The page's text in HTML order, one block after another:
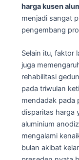
harga kusen
menjadi sangat
pengembang
Selain itu, faktor
juga
rehabilitasi
pada triwulan
mendadak pada
disparitas harga
aluminium
mengalami
bulan akibat